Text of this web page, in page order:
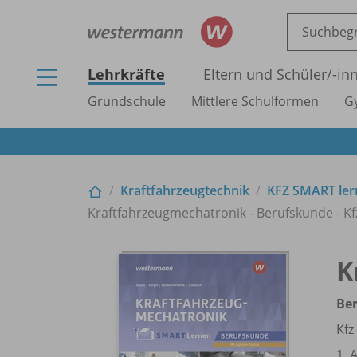
Lehrkräfte Eltern und Schüler/-
Grundschule Mittlere Schulformen
Kraftfahrzeugtechnik
KFZ SMART
Kraftfahrzeugmechatronik - Berufskunde -